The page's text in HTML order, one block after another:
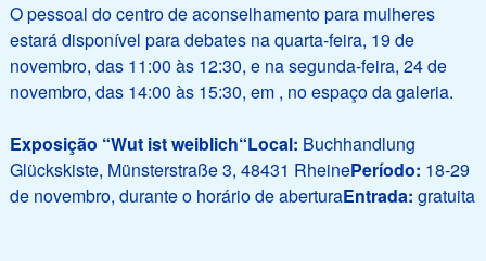
O pessoal do centro de aconselhamento para mulheres
estará disponível para debates na quarta-feira, 19 de
novembro, das 11:00 às 12:30, e na segunda-feira, 24 de
novembro, das 14:00 às 15:30, em , no espaço da galeria.
Exposição “Wut ist weiblich“Local: Buchhandlung
Glückskiste, Münsterstraße 3, 48431 RheinePeríodo: 18-29
de novembro, durante o horário de aberturaEntrada: gratuita